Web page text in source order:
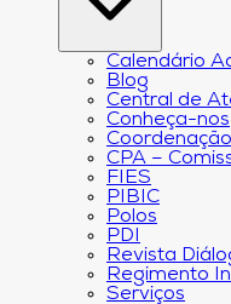
Calendário
Blog
Central de
Conheça-nos
CPA –
FIES
PIBIC
Polos
PDI
Revista
Regimento
Serviços